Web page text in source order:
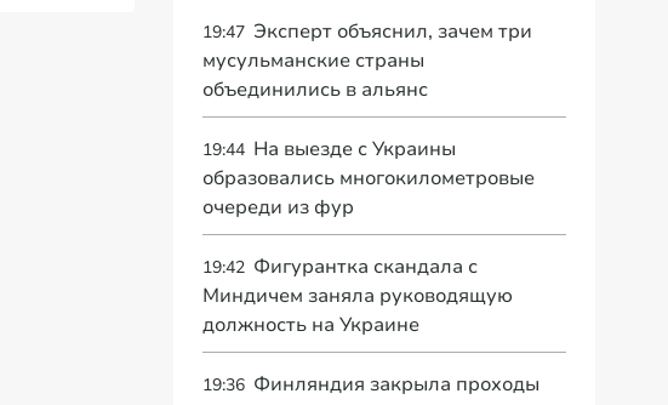
19:47 Эксперт объяснил, зачем три
мусульманские страны
объединились в альянс
19:44 На выезде с Украины
образовались многокилометровые
очереди из фур
19:42 Фигурантка скандала с
Миндичем заняла руководящую
должность на Украине
19:36 Финляндия закрыла проходы